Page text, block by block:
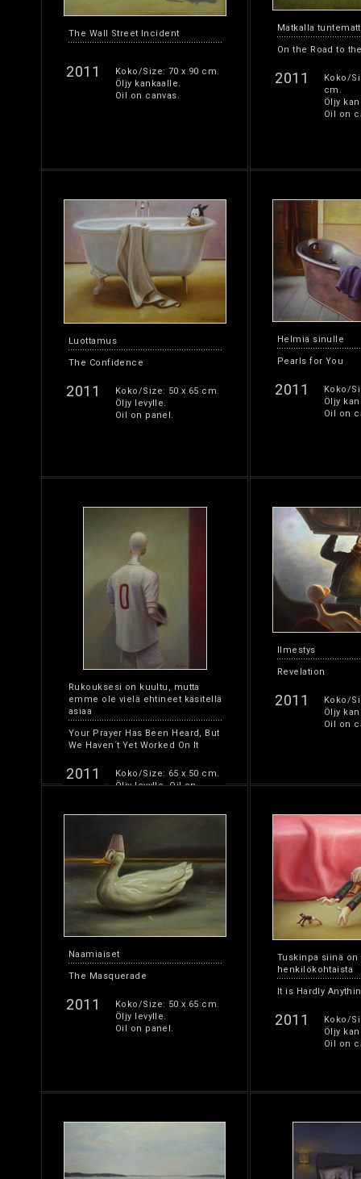
The Wall Street Incident
2011
Koko/Size: 70 x 90 cm.
Öljy kankaalle.
Oil on canvas.
Matkalla
On the Road to
2011
Koko/
cm.
Öljy
Oil on
Luottamus
The Confidence
2011
Koko/Size: 50 x 65 cm.
Öljy levylle.
Oil on panel.
Helmiä sinulle
Pearls for You
2011
Koko/
Öljy
Oil on
Rukouksesi on kuultu, mutta
emme ole vielä ehtineet käsitellä
asiaa
Your Prayer Has Been Heard, But
We Haven´t Yet Worked On It
2011
Koko/Size: 65 x 50 cm.
Öljy levylle. Oil on
Ilmestys
Revelation
2011
Koko/
Öljy
Oil on
Naamiaiset
The Masquerade
2011
Koko/Size: 50 x 65 cm.
Öljy levylle.
Oil on panel.
Tuskinpa siinä on
henkilökohtaista
It is Hardly
2011
Koko/
Öljy
Oil on